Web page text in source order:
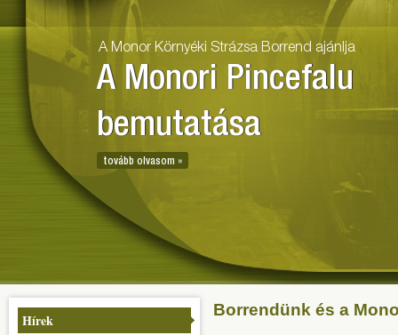
A Monor Környéki Strázsa Borrend ajánlja
A Monori Pincefalu
bemutatása
tovább olvasom »
Hírek
Borrendünk és a